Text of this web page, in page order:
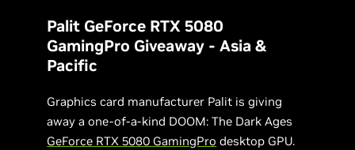
Palit GeForce RTX 5080
GamingPro Giveaway - Asia &
Pacific
Graphics card manufacturer Palit is giving
away a one-of-a-kind DOOM: The Dark Ages
GeForce RTX 5080 GamingPro desktop GPU.